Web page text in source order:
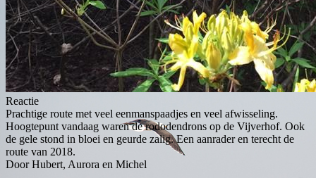
Reactie
Prachtige route met veel eenmanspaadjes en veel afwisseling.
Hoogtepunt vandaag waren de rododendrons op de Vijverhof. Ook
de gele stond in bloei en geurde zalig. Een aanrader en terecht de
route van 2018.
Door Hubert, Aurora en Michel